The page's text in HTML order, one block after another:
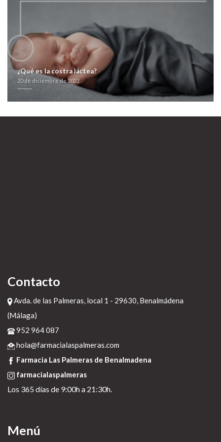
188.068 tipos de antabus 500mg programas qué estudiaban según tus
farmacialaspalmeras.com
comprar stromectol 3mg 6mg 12mg en españa
Visita la página
Tipos de
antabus 500mg 20 de diciembre de 2022
¿Qué es la costra láctea?
20 de diciembre de 2022
Contacto
Avda. de las Palmeras, local 1 - 29630, Benalmádena
(Málaga)
952 964 087
hola@farmacialaspalmeras.com
Farmacia Las Palmeras de Benalmadena
farmacialaspalmeras
Los 365 días de 9:00h a 21:30h.
Menú